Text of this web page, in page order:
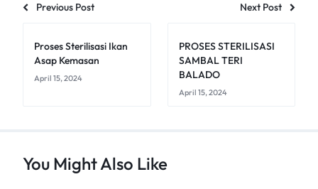
Previous Post Next Post
Proses Sterilisasi Ikan
Asap Kemasan
April 15, 2024
PROSES STERILISASI
SAMBAL TERI
BALADO
April 15, 2024
You Might Also Like